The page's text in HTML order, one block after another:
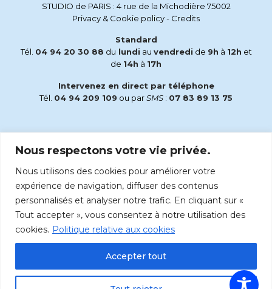
Nous respectons votre vie privée.
Nous utilisons des cookies pour améliorer votre
expérience de navigation, diffuser des contenus
personnalisés et analyser notre trafic. En cliquant sur «
Tout accepter », vous consentez à notre utilisation des
cookies. Politique relative aux cookies
Accepter tout
STUDIO de PARIS : 4 rue de la Michodière 75002
Privacy & Cookie policy- Credits
Standard
Tél. 04 94 20 30 88 du lundi au vendredi de 9h à 12h et
de 14h à 17h
Intervenez en direct par téléphone
Tél. 04 94 209 109 ou parSMS : 07 83 89 13 75
accueil@radiomaria.fr
Écoutez Radio Maria sur :